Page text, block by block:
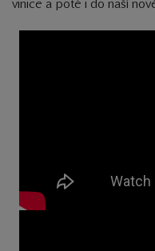
vinice a poté i do naší